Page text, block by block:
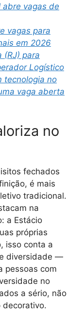
abre vagas de
vagas para
em 2026
(RJ) para
Logístico
tecnologia no
vaga aberta
no
fechados
é mais
tradicional.
na
a Estácio
próprias
isso conta a
diversidade —
pessoas com
no
a sério, não
decorativo.